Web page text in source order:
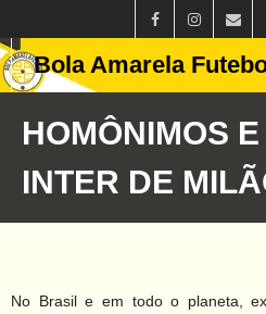
Bola Amarela
HOMÔNIMOS
INTER DE
No Brasil e em todo o planeta,